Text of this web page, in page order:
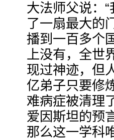
大法师父说：
了一扇最大的
播到一百多个
上没有，全世
现过神迹，但
亿弟子只要修
难病症被清理
爱因斯坦的预
那么这一学科